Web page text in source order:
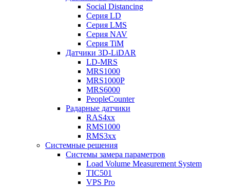
Social Distancing
Серия LD
Серия LMS
Серия NAV
Серия TiM
Датчики 3D-LiDAR
LD-MRS
MRS1000
MRS1000P
MRS6000
PeopleCounter
Радарные датчики
RAS4xx
RMS1000
RMS3xx
Системные решения
Системы замера параметров
Load Volume Measurement System
TIC501
VPS Pro